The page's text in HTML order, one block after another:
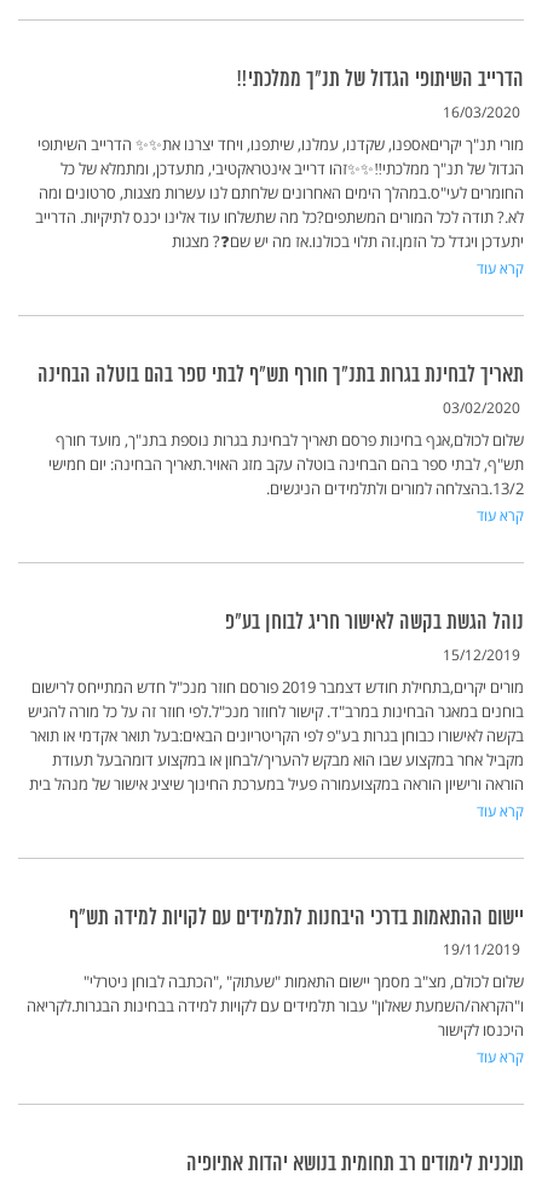
הדרייב השיתופי הגדול של תנ"ך ממלכתי‼️
16/03/2020
מורי תנ"ך יקריםאספנו, שקדנו, עמלנו, שיתפנו, ויחד יצרנו את✨✨ הדרייב השיתופי
הגדול של תנ"ך ממלכתי‼️✨✨זהו דרייב אינטראקטיבי, מתעדכן, ומתמלא של כל
החומרים לעי"ס.במהלך הימים האחרונים שלחתם לנו עשרות מצגות, סרטונים ומה
לא.? תודה לכל המורים המשתפים?כל מה שתשלחו עוד אלינו יכנס לתיקיות. הדרייב
יתעדכן ויגדל כל הזמן.זה תלוי בכולנו.אז מה יש שם❓? מצגות
קרא עוד
תאריך לבחינת בגרות בתנ"ך חורף תש"ף לבתי ספר בהם בוטלה הבחינה
03/02/2020
שלום לכולם,אגף בחינות פרסם תאריך לבחינת בגרות נוספת בתנ"ך, מועד חורף
תש"ף, לבתי ספר בהם הבחינה בוטלה עקב מזג האויר.תאריך הבחינה: יום חמישי
13/2.בהצלחה למורים ולתלמידים הניגשים.
קרא עוד
נוהל הגשת בקשה לאישור חריג לבוחן בע"פ
15/12/2019
מורים יקרים,בתחילת חודש דצמבר 2019 פורסם חוזר מנכ"ל חדש המתייחס לרישום
בוחנים במאגר הבחינות במרב"ד. קישור לחוזר מנכ"ל.לפי חוזר זה על כל מורה להגיש
בקשה לאישורו כבוחן בגרות בע"פ לפי הקריטריונים הבאים:בעל תואר אקדמי או תואר
מקביל אחר במקצוע שבו הוא מבקש להעריך/לבחון או במקצוע דומהבעל תעודת
הוראה ורישיון הוראה במקצועמורה פעיל במערכת החינוך שיציג אישור של מנהל בית
קרא עוד
יישום ההתאמות בדרכי היבחנות לתלמידים עם לקויות למידה תש"ף
19/11/2019
שלום לכולם, מצ"ב מסמך יישום התאמות "שעתוק" ,"הכתבה לבוחן ניטרלי"
ו"הקראה/השמעת שאלון" עבור תלמידים עם לקויות למידה בבחינות הבגרות.לקריאה
היכנסו לקישור
קרא עוד
תוכנית לימודים רב תחומית בנושא יהדות אתיופיה